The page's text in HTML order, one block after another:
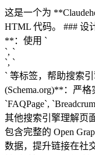
这是一个为
HTML 代码。 ### 设
**：使用 `
`, `
`, `
` 等标签，帮助搜索
(Schema.org)**：严格
`FAQPage`,
其他搜索引擎理解页
包含完整的 Open
数据，提升链接在社